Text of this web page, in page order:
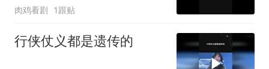
肉鸡看剧 1跟贴
行侠仗义都是遗传的